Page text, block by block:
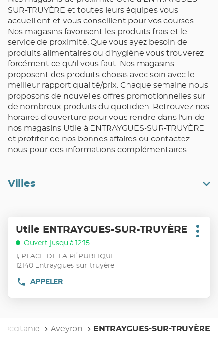
SUR-TRUYÈRE et toutes leurs équipes vous
accueillent et vous conseillent pour vos courses.
Nos magasins favorisent les produits frais et le
service de proximité. Que vous ayez besoin de
produits alimentaires ou d'hygiène vous trouverez
forcément ce qu'il vous faut. Nos magasins
proposent des produits choisis avec soin avec le
meilleur rapport qualité/prix. Chaque semaine nous
proposons de nouvelles offres promotionnelles sur
de nombreux produits du quotidien. Retrouvez nos
horaires d'ouverture pour vous rendre dans l'un de
nos magasins Utile à ENTRAYGUES-SUR-TRUYÈRE
et profiter de nos bonnes affaires ou contactez-
nous pour des informations complémentaires.
Villes
sur
touche
ENTRÉE
obtenir
de
informations
Point
de
:
Utile ENTRAYGUES-SUR-TRUYÈRE
Ouvert jusqu'à 12:15
1, PLACE DE LA RÉPUBLIQUE
12140 Entraygues-sur-truyère
APPELER
AFFICHER
NUMÉRO
DU
POINT
Plus
Occitanie Aveyron ENTRAYGUES-SUR-TRUYÈRE